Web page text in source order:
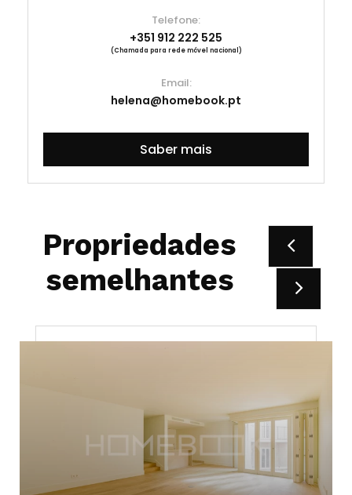
Telefone:
+351 912 222 525
(Chamada para rede móvel nacional)
Email:
helena@homebook.pt
Saber mais
Propriedades
semelhantes